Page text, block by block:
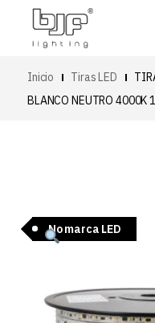
Inicio Tiras LED
BLANCO NEUTRO 4000K
No marca LED